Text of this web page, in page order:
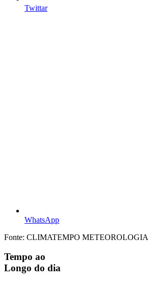
Twittar
WhatsApp
Fonte: CLIMATEMPO METEOROLOGIA
Tempo ao
Longo do dia